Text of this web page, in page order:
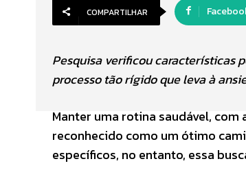
COMPARTILHAR
Pesquisa verificou características
processo tão rígido que leva à
Manter uma rotina saudável,
reconhecido como um ótimo
específicos, no entanto, essa